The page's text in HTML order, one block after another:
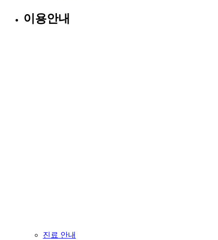
이용안내
진료 안내